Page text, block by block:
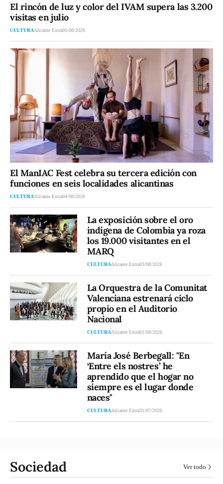
El rincón de luz y color del IVAM supera las 3.200
visitas en julio
CULTURAAlicante Extra05/08/2026
El ManIAC Fest celebra su tercera edición con
funciones en seis localidades alicantinas
CULTURAAlicante Extra04/08/2026
La exposición sobre el oro
indígena de Colombia ya roza
los 19.000 visitantes en el
MARQ
CULTURAAlicante Extra03/08/2026
La Orquestra de la Comunitat
Valenciana estrenará ciclo
propio en el Auditorio
Nacional
CULTURAAlicante Extra01/08/2026
María José Berbegall: "En
‘Entre els nostres’ he
aprendido que el hogar no
siempre es el lugar donde
naces"
CULTURAAlicante Extra31/07/2026
Sociedad Ver todo